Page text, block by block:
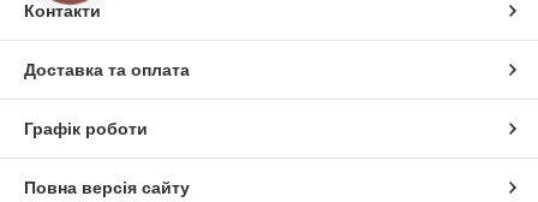
Контакти
Доставка та оплата
Графік роботи
Повна версія сайту